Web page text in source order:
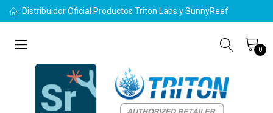
Distribuidor Oficial Productos Triton Labs y SunnyReef
0